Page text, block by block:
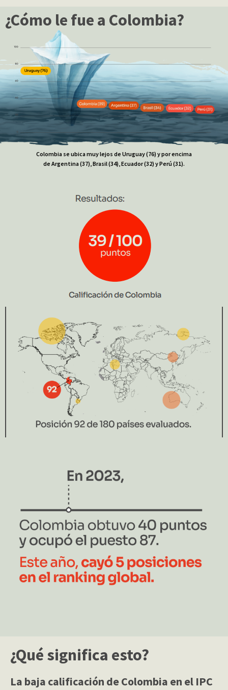
¿Cómo le fue a Colombia?
Colombia se ubica muy lejos de Uruguay (76) y por encima
de Argentina (37), Brasil (34), Ecuador (32) y Perú (31).
¿Qué significa esto?
La baja calificación de Colombia en el IPC